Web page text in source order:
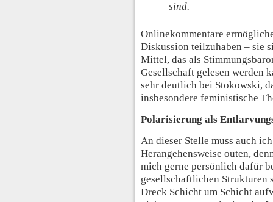
sind.
Onlinekommentare
Diskussion teilzuhaben – sie
Mittel, das als
Gesellschaft gelesen werden
sehr deutlich bei Stokowski,
insbesondere feministische
Polarisierung als
An dieser Stelle muss auch
Herangehensweise outen,
mich gerne persönlich dafür
gesellschaftlichen Strukturen
Dreck Schicht um Schicht